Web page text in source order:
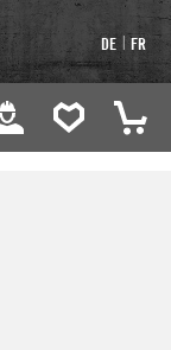
DE | FR